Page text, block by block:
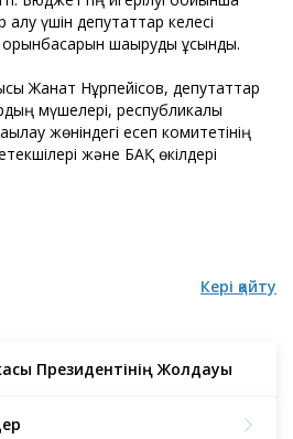
Президентінің Жолдауы
алу үшін депутаттар келесі
орынбасарын шақыруды ұсынды.
Жанат Нұрпейісов, депутаттар
мүшелері, республикалық
жөніндегі есеп комитетінің
және БАҚ өкілдері
Кері қайту